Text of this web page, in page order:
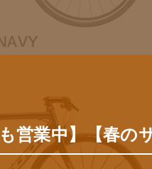
も営業中】【春